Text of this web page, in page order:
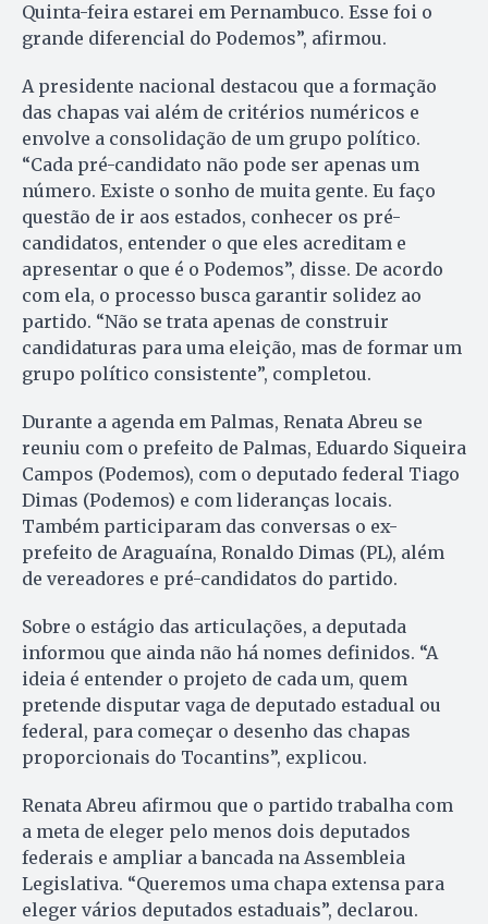
Quinta-feira estarei em Pernambuco. Esse foi o
grande diferencial do Podemos”, afirmou.
A presidente nacional destacou que a formação
das chapas vai além de critérios numéricos e
envolve a consolidação de um grupo político.
“Cada pré-candidato não pode ser apenas um
número. Existe o sonho de muita gente. Eu faço
questão de ir aos estados, conhecer os pré-
candidatos, entender o que eles acreditam e
apresentar o que é o Podemos”, disse. De acordo
com ela, o processo busca garantir solidez ao
partido. “Não se trata apenas de construir
candidaturas para uma eleição, mas de formar um
grupo político consistente”, completou.
Durante a agenda em Palmas, Renata Abreu se
reuniu com o prefeito de Palmas, Eduardo Siqueira
Campos (Podemos), com o deputado federal Tiago
Dimas (Podemos) e com lideranças locais.
Também participaram das conversas o ex-
prefeito de Araguaína, Ronaldo Dimas (PL), além
de vereadores e pré-candidatos do partido.
Sobre o estágio das articulações, a deputada
informou que ainda não há nomes definidos. “A
ideia é entender o projeto de cada um, quem
pretende disputar vaga de deputado estadual ou
federal, para começar o desenho das chapas
proporcionais do Tocantins”, explicou.
Renata Abreu afirmou que o partido trabalha com
a meta de eleger pelo menos dois deputados
federais e ampliar a bancada na Assembleia
Legislativa. “Queremos uma chapa extensa para
eleger vários deputados estaduais”, declarou.